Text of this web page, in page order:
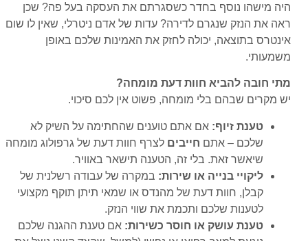
היה מישהו נוסף בחדר כשסגרתם את העסקה בעל פה? שכן
ראה את הנזק שנגרם לדירה? עדות של אדם ניטרלי, שאין לו שום
אינטרס בתוצאה, יכולה לחזק את האמינות שלכם באופן
משמעותי.
מתי חובה להביא חוות דעת מומחה?
יש מקרים שבהם בלי מומחה, פשוט אין לכם סיכוי.
טענת זיוף: אם אתם טוענים שהחתימה על השיק לא
שלכם – אתם חייבים לצרף חוות דעת של גרפולוג מומחה
שיאשר זאת. בלי זה, הטענה תישאר באוויר.
ליקויי בנייה או שירות: במקרה של עבודה רשלנית של
קבלן, חוות דעת של מהנדס או שמאי תיתן תוקף מקצועי
לטענות שלכם ותכמת את שווי הנזק.
טענת עושק או חוסר כשירות: אם טענת ההגנה שלכם